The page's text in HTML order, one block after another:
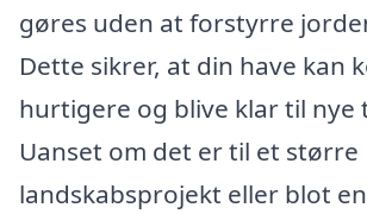
gøres uden at forstyrre
Dette sikrer, at din have kan
hurtigere og blive klar til nye
Uanset om det er til et større
landskabsprojekt eller blot